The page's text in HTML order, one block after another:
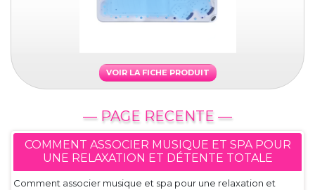
VOIR LA FICHE PRODUIT
— PAGE RECENTE —
COMMENT ASSOCIER MUSIQUE ET SPA POUR
UNE RELAXATION ET DÉTENTE TOTALE
Comment associer musique et spa pour une relaxation et